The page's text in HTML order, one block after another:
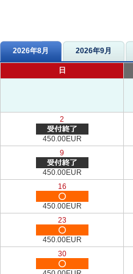
2026年8月 2026年9月
日
2
450.00EUR
9
450.00EUR
16
450.00EUR
23
450.00EUR
30